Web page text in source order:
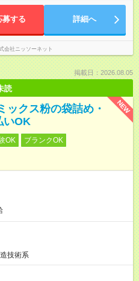
募する 詳細へ
会社ニッソーネット
掲載日：2026.08.05
読
NEW
ックス粉の袋詰め・
いOK
OK
ブランクOK
技術系